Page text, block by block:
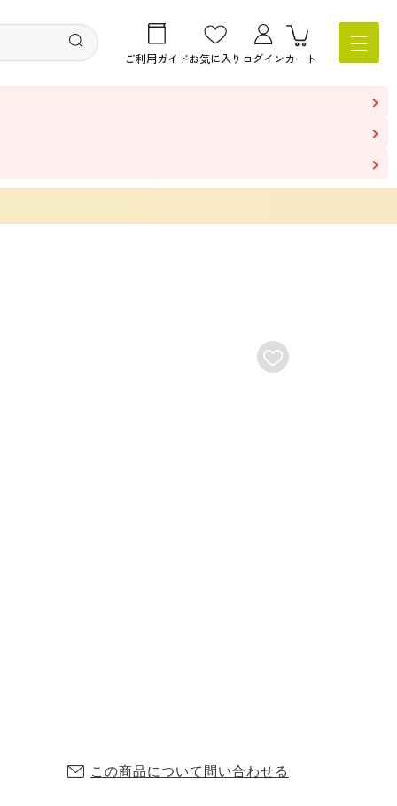
ご利用ガイドお気に入り ログインカート
この商品について問い合わせる